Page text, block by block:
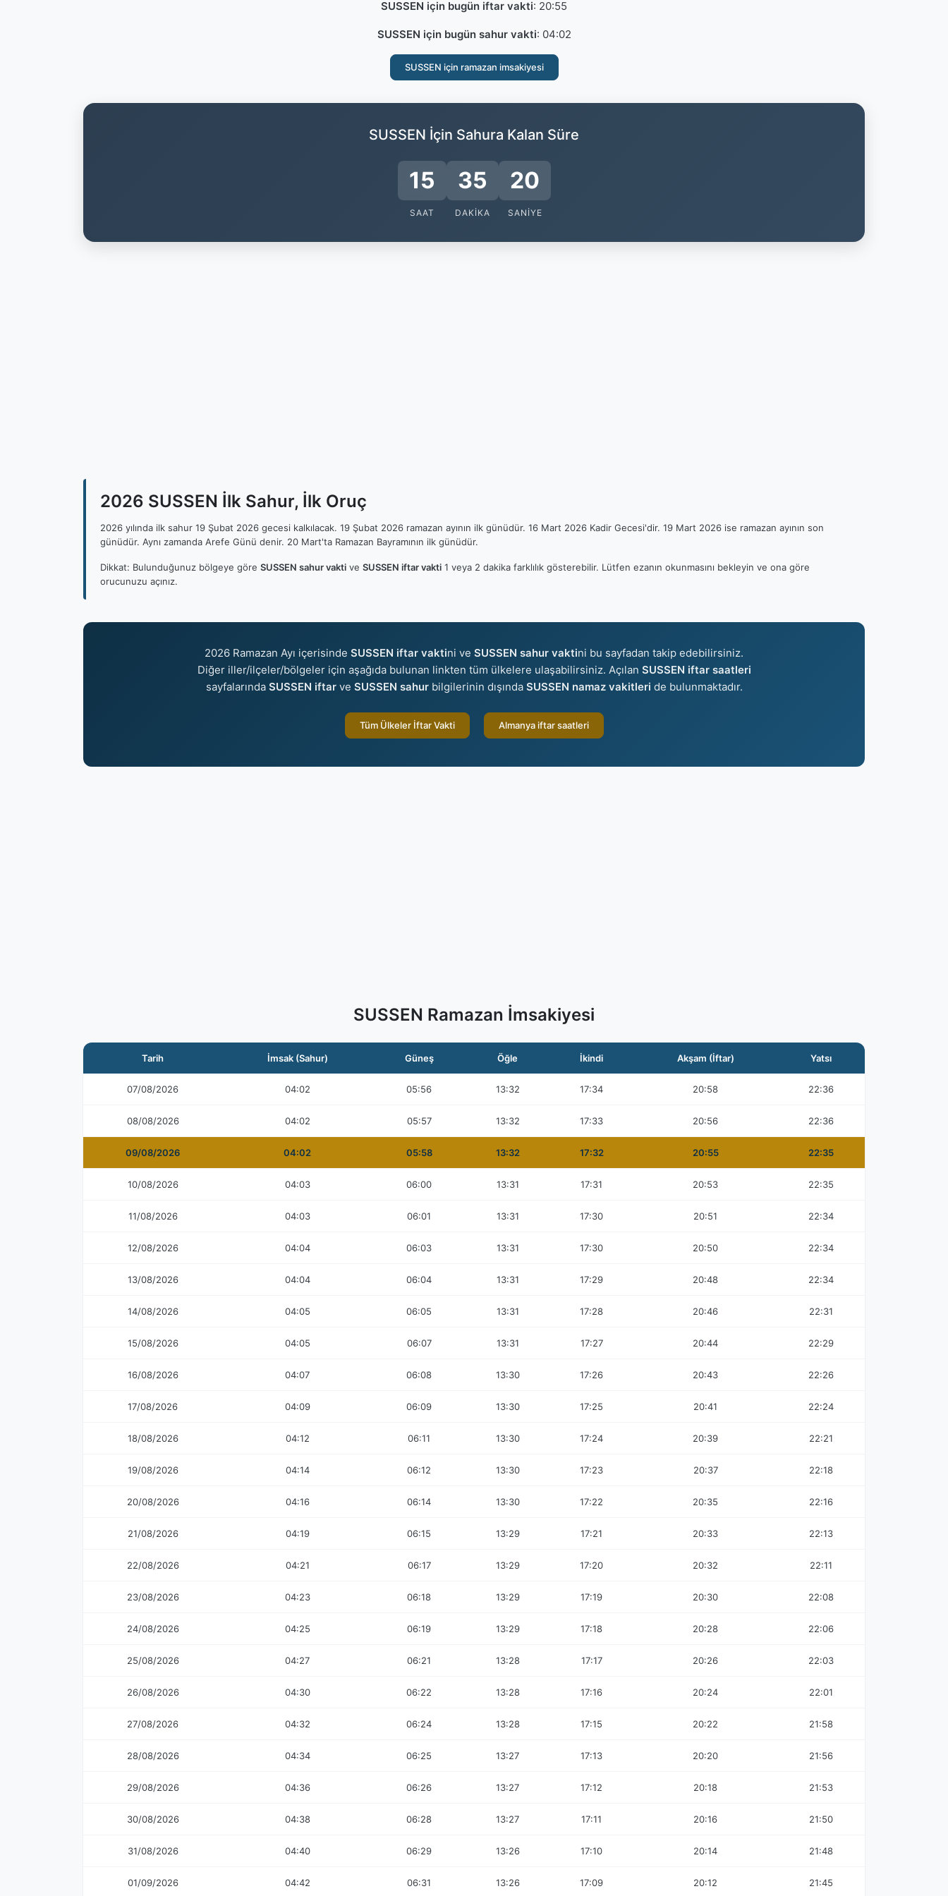
SUSSEN için bugün iftar vakti: 20:55
SUSSEN için bugün sahur vakti: 04:02
SUSSEN için ramazan imsakiyesi
SUSSEN İçin Sahura Kalan Süre
15
SAAT
35
DAKIKA
20
SANIYE
2026 SUSSEN İlk Sahur, İlk Oruç
2026 yılında ilk sahur 19 Şubat 2026 gecesi kalkılacak. 19 Şubat 2026 ramazan ayının ilk günüdür. 16 Mart 2026 Kadir Gecesi'dir. 19 Mart 2026 ise ramazan ayının son
günüdür. Aynı zamanda Arefe Günü denir. 20 Mart'ta Ramazan Bayramının ilk günüdür.
Dikkat: Bulunduğunuz bölgeye göre SUSSEN sahur vakti ve SUSSEN iftar vakti 1 veya 2 dakika farklılık gösterebilir. Lütfen ezanın okunmasını bekleyin ve ona göre
orucunuzu açınız.
2026 Ramazan Ayı içerisinde SUSSEN iftar vaktini ve SUSSEN sahur vaktini bu sayfadan takip edebilirsiniz.
Diğer iller/ilçeler/bölgeler için aşağıda bulunan linkten tüm ülkelere ulaşabilirsiniz. Açılan SUSSEN iftar saatleri
sayfalarında SUSSEN iftarve SUSSEN sahurbilgilerinin dışında SUSSEN namaz vakitleri de bulunmaktadır.
Tüm Ülkeler İftar Vakti Almanya iftar saatleri
SUSSEN Ramazan İmsakiyesi
Tarih İmsak (Sahur) Güneş Öğle İkindi Akşam (İftar) Yatsı
07/08/2026 04:02 05:56 13:32 17:34 20:58 22:36
08/08/2026 04:02 05:57 13:32 17:33 20:56 22:36
09/08/2026 04:02 05:58 13:32 17:32 20:55 22:35
10/08/2026 04:03 06:00 13:31 17:31 20:53 22:35
11/08/2026 04:03 06:01 13:31 17:30 20:51 22:34
12/08/2026 04:04 06:03 13:31 17:30 20:50 22:34
13/08/2026 04:04 06:04 13:31 17:29 20:48 22:34
14/08/2026 04:05 06:05 13:31 17:28 20:46 22:31
15/08/2026 04:05 06:07 13:31 17:27 20:44 22:29
16/08/2026 04:07 06:08 13:30 17:26 20:43 22:26
17/08/2026 04:09 06:09 13:30 17:25 20:41 22:24
18/08/2026 04:12 06:11 13:30 17:24 20:39 22:21
19/08/2026 04:14 06:12 13:30 17:23 20:37 22:18
20/08/2026 04:16 06:14 13:30 17:22 20:35 22:16
21/08/2026 04:19 06:15 13:29 17:21 20:33 22:13
22/08/2026 04:21 06:17 13:29 17:20 20:32 22:11
23/08/2026 04:23 06:18 13:29 17:19 20:30 22:08
24/08/2026 04:25 06:19 13:29 17:18 20:28 22:06
25/08/2026 04:27 06:21 13:28 17:17 20:26 22:03
26/08/2026 04:30 06:22 13:28 17:16 20:24 22:01
27/08/2026 04:32 06:24 13:28 17:15 20:22 21:58
28/08/2026 04:34 06:25 13:27 17:13 20:20 21:56
29/08/2026 04:36 06:26 13:27 17:12 20:18 21:53
30/08/2026 04:38 06:28 13:27 17:11 20:16 21:50
31/08/2026 04:40 06:29 13:26 17:10 20:14 21:48
01/09/2026 04:42 06:31 13:26 17:09 20:12 21:45